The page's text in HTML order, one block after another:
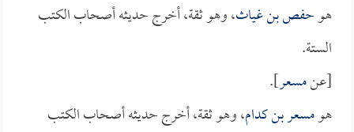
هوحفص بن غياث، وهو ثقة، أخرج حديثه أصحاب الكتب
الستة.
[عنمسعر].
هومسعر بن كدام، وهو ثقة، أخرج حديثه أصحاب الكتب